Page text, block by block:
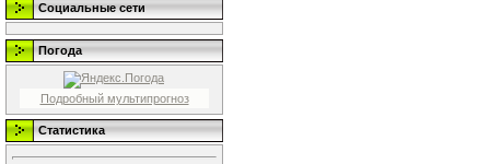
Социальные сети
Погода
Подробный мультипрогноз
Статистика